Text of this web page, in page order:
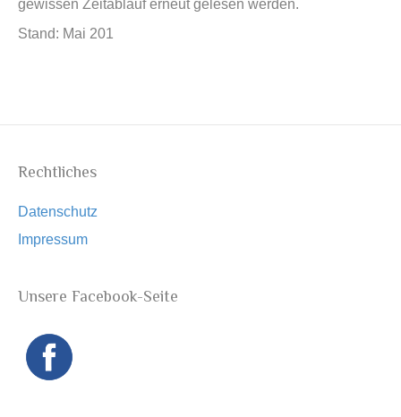
gewissen Zeitablauf erneut gelesen werden.
Stand: Mai 201
Rechtliches
Datenschutz
Impressum
Unsere Facebook-Seite